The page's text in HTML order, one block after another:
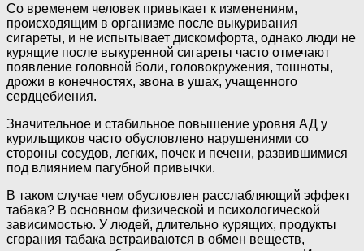
Со временем человек привыкает к изменениям,
происходящим в организме после выкуривания
сигареты, и не испытывает дискомфорта, однако люди не
курящие после выкуренной сигареты часто отмечают
появление головной боли, головокружения, тошноты,
дрожи в конечностях, звона в ушах, учащенного
сердцебиения.
Значительное и стабильное повышение уровня АД у
курильщиков часто обусловлено нарушениями со
стороны сосудов, легких, почек и печени, развившимися
под влиянием пагубной привычки.
В таком случае чем обусловлен расслабляющий эффект
табака? В основном физической и психологической
зависимостью. У людей, длительно курящих, продукты
сгорания табака встраиваются в обмен веществ,